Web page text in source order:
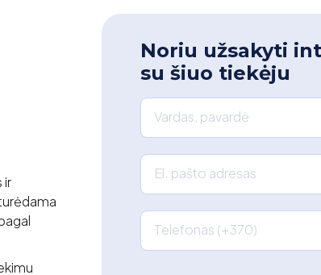
ir
Noriu užsakyti
su šiuo tiekėju
Vardas, pavardė
El. pašto adresas
Telefonas (+370)